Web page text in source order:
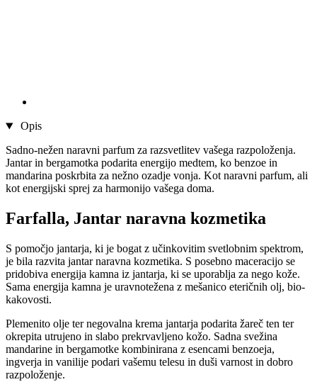
Opis
Sadno-nežen naravni parfum za razsvetlitev vašega razpoloženja.
Jantar in bergamotka podarita energijo medtem, ko benzoe in
mandarina poskrbita za nežno ozadje vonja. Kot naravni parfum, ali
kot energijski sprej za harmonijo vašega doma.
Farfalla, Jantar naravna kozmetika
S pomočjo jantarja, ki je bogat z učinkovitim svetlobnim spektrom,
je bila razvita jantar naravna kozmetika. S posebno maceracijo se
pridobiva energija kamna iz jantarja, ki se uporablja za nego kože.
Sama energija kamna je uravnotežena z mešanico eteričnih olj, bio-
kakovosti.
Plemenito olje ter negovalna krema jantarja podarita žareč ten ter
okrepita utrujeno in slabo prekrvavljeno kožo. Sadna svežina
mandarine in bergamotke kombinirana z esencami benzoeja,
ingverja in vanilije podari vašemu telesu in duši varnost in dobro
razpoloženje.